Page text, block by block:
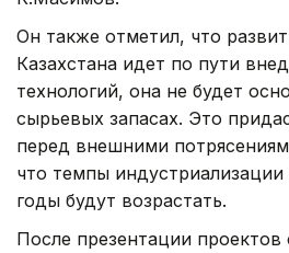
Он также отметил, что
Казахстана идет по пути
технологий, она не будет
сырьевых запасах. Это
перед внешними
что темпы
годы будут возрастать.
После презентации проектов